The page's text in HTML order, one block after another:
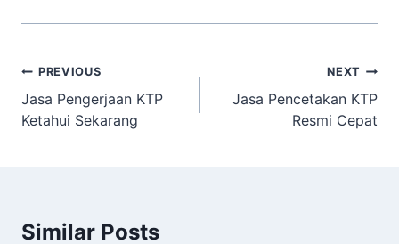
Navigasi
pos
PREVIOUS
Jasa Pengerjaan KTP
Ketahui Sekarang
NEXT
Jasa Pencetakan KTP
Resmi Cepat
Similar Posts